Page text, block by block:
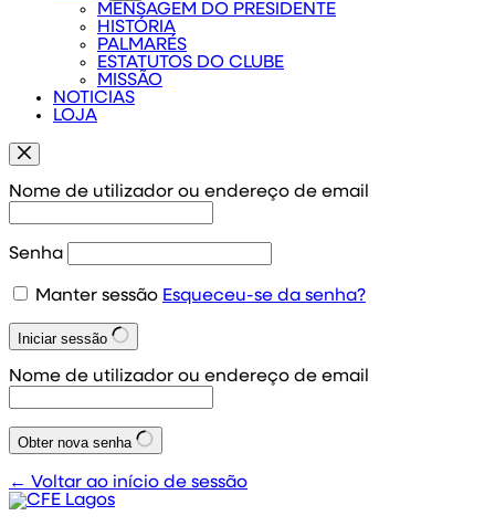
MENSAGEM DO PRESIDENTE
HISTÓRIA
PALMARÉS
ESTATUTOS DO CLUBE
MISSÃO
NOTICIAS
LOJA
Nome de utilizador ou endereço de email
Senha
Manter sessão Esqueceu-se da senha?
Iniciar sessão
Nome de utilizador ou endereço de email
Obter nova senha
← Voltar ao início de sessão